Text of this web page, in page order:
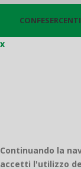
x
Continuando la
accetti l'utilizzo